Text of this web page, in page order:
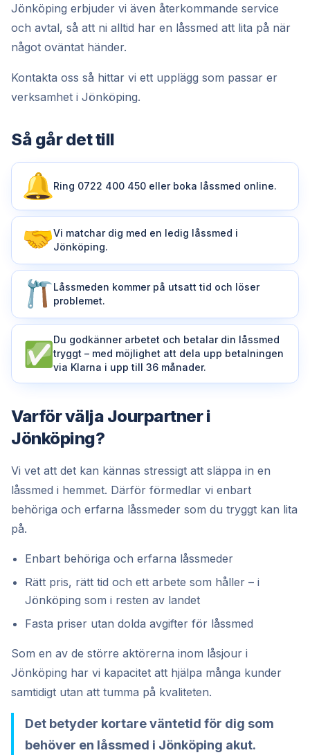
Jönköping erbjuder vi även återkommande service
och avtal, så att ni alltid har en låssmed att lita på när
något oväntat händer.
Kontakta oss så hittar vi ett upplägg som passar er
verksamhet i Jönköping.
Så går det till
Ring 0722 400 450 eller boka låssmed online.
Vi matchar dig med en ledig låssmed i
Jönköping.
Låssmeden kommer på utsatt tid och löser
problemet.
Du godkänner arbetet och betalar din låssmed
tryggt – med möjlighet att dela upp betalningen
via Klarna i upp till 36 månader.
Varför välja Jourpartner i
Jönköping?
Vi vet att det kan kännas stressigt att släppa in en
låssmed i hemmet. Därför förmedlar vi enbart
behöriga och erfarna låssmeder som du tryggt kan lita
på.
Enbart behöriga och erfarna låssmeder
Rätt pris, rätt tid och ett arbete som håller – i
Jönköping som i resten av landet
Fasta priser utan dolda avgifter för låssmed
Som en av de större aktörerna inom låsjour i
Jönköping har vi kapacitet att hjälpa många kunder
samtidigt utan att tumma på kvaliteten.
Det betyder kortare väntetid för dig som
behöver en låssmed i Jönköping akut.